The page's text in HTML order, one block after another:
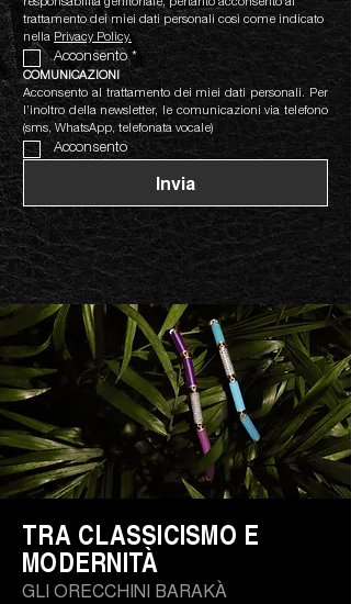
responsabilità genitoriale, pertanto acconsento al
trattamento dei miei dati personali così come indicato
nella Privacy Policy.
Acconsento *
COMUNICAZIONI
Acconsento al trattamento dei miei dati personali. Per
l’inoltro della newsletter, le comunicazioni via telefono
(sms, WhatsApp, telefonata vocale)
Acconsento
Invia
TRA CLASSICISMO E
MODERNITÀ
GLI ORECCHINI BARAKÀ